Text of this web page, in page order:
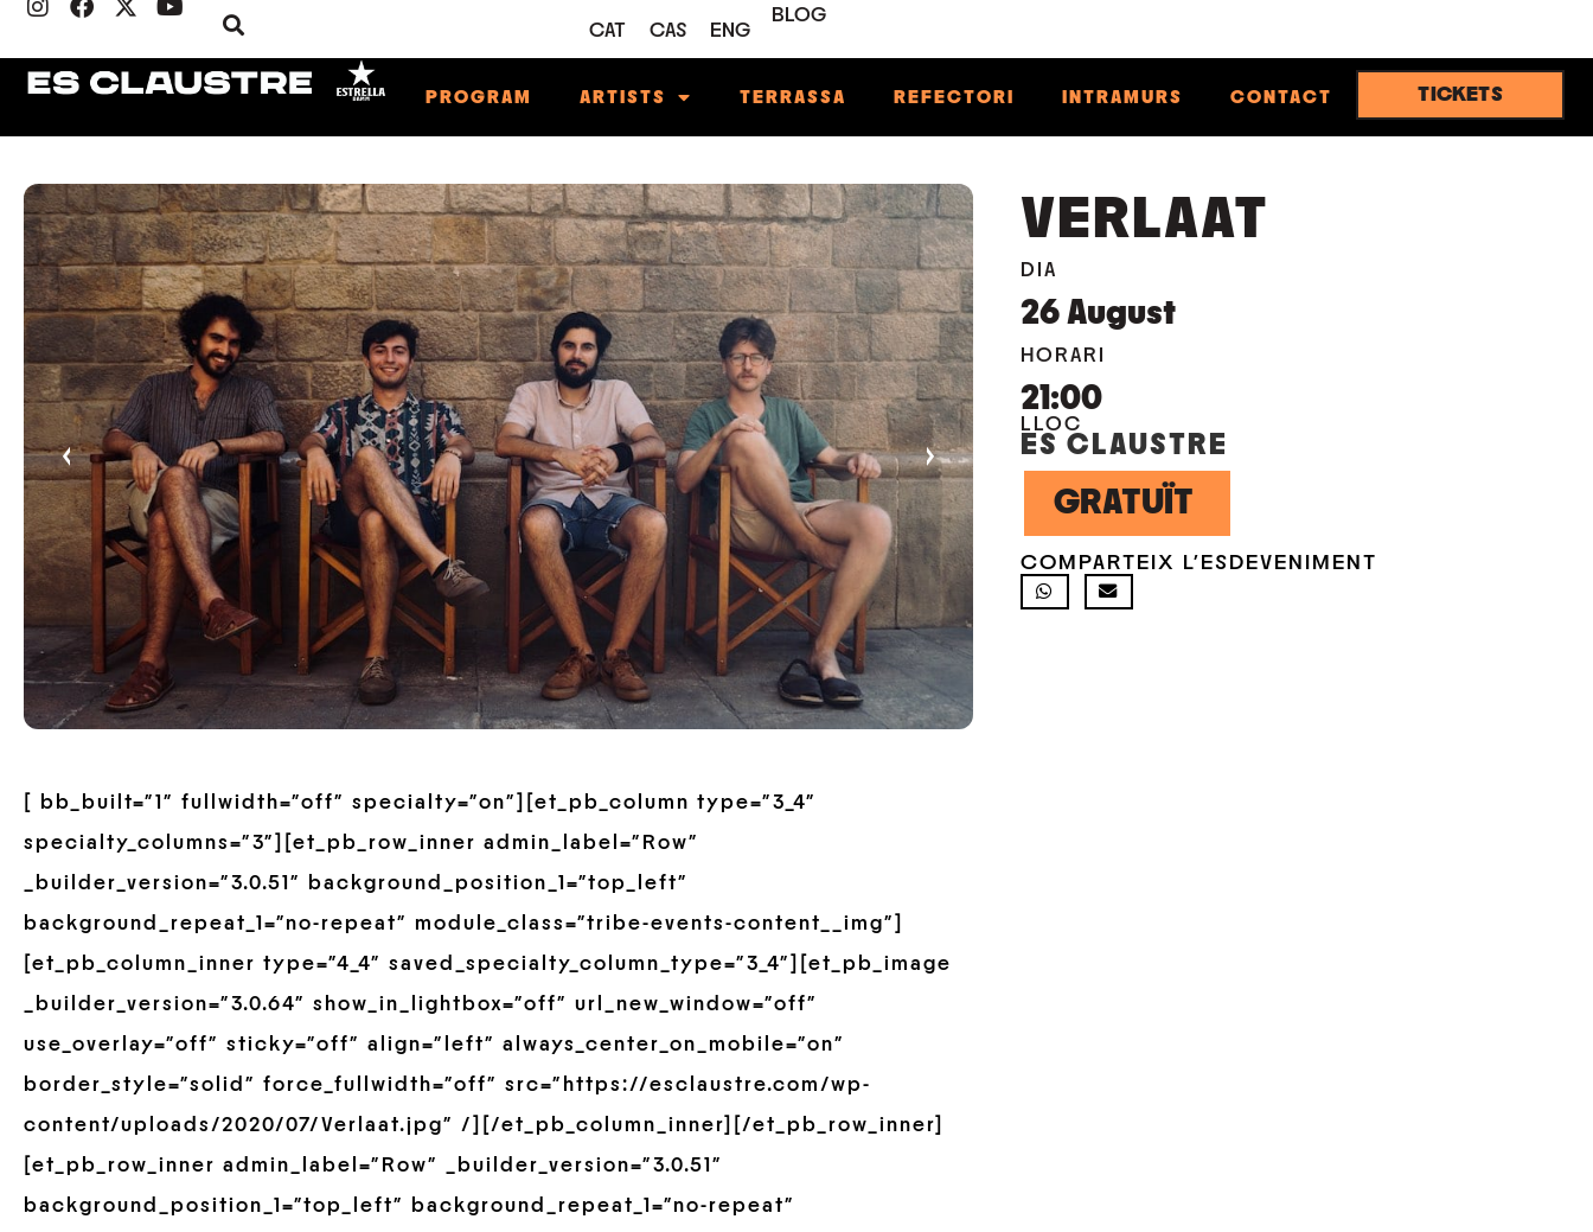
CAT CAS ENG
BLOG
PROGRAM ARTISTS TERRASSA REFECTORI INTRAMURS CONTACT TICKETS
‹ ›
VERLAAT
DIA
26 August
HORARI
21:00
LLOC
ES CLAUSTRE
GRATUÏT
COMPARTEIX L'ESDEVENIMENT
[ bb_built=”1″ fullwidth=”off” specialty=”on”][et_pb_column type=”3_4″
specialty_columns=”3″][et_pb_row_inner admin_label=”Row”
_builder_version=”3.0.51″ background_position_1=”top_left”
background_repeat_1=”no-repeat” module_class=”tribe-events-content__img”]
[et_pb_column_inner type=”4_4″ saved_specialty_column_type=”3_4″][et_pb_image
_builder_version=”3.0.64″ show_in_lightbox=”off” url_new_window=”off”
use_overlay=”off” sticky=”off” align=”left” always_center_on_mobile=”on”
border_style=”solid” force_fullwidth=”off” src=”https://esclaustre.com/wp-
content/uploads/2020/07/Verlaat.jpg” /][/et_pb_column_inner][/et_pb_row_inner]
[et_pb_row_inner admin_label=”Row” _builder_version=”3.0.51″
background_position_1=”top_left” background_repeat_1=”no-repeat”